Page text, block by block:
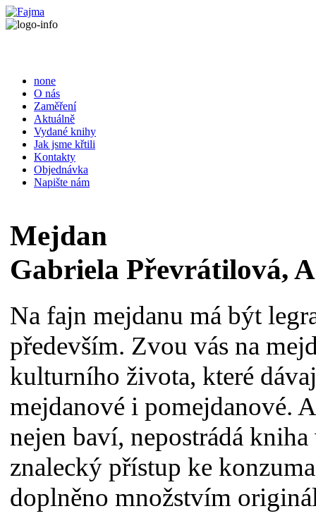
none
O nás
Zaměření
Aktuálně
Vydané knihy
Jak jsme křtili
Kontakty
Objednávka
Napište nám
Mejdan
Gabriela Převrátilová,
Na fajn mejdanu má být
především. Zvou vás na
kulturního života, které
mejdanové i pomejdanové.
nejen baví, nepostrádá
znalecký přístup ke
doplněno množstvím